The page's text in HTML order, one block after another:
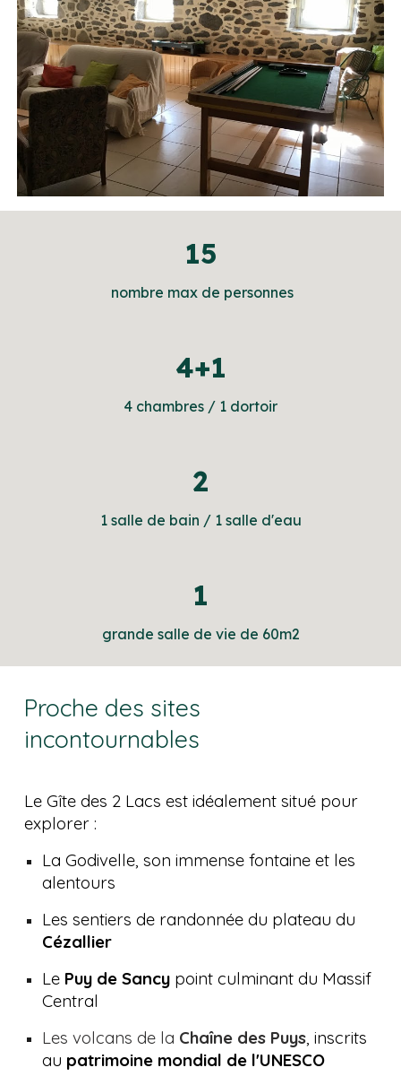
15
nombre max de personnes
4+1
4 chambres / 1 dortoir
2
1 salle de bain / 1 salle d'eau
1
grande salle de vie de 60m2
Proche des sites
incontournables
Le Gîte des 2 Lacs est idéalement situé pour
explorer :
La Godivelle, son immense fontaine et les
alentours
Les sentiers de randonnée du plateau du
Cézallier
Le Puy de Sancy point culminant du Massif
Central
Les volcans de la Chaîne des Puys, inscrits
au patrimoine mondial de l'UNESCO